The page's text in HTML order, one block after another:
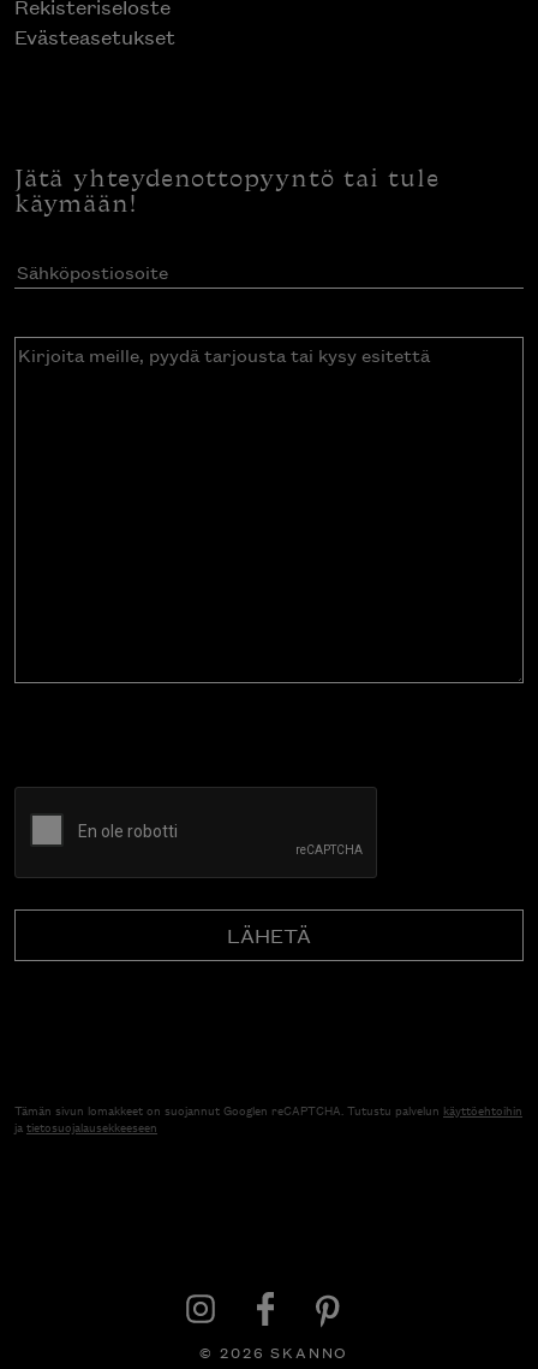
Rekisteriseloste
Evästeasetukset
Jätä yhteydenottopyyntö tai tule
käymään!
Sähköpostiosoite(Pakollinen)
Kirjoita
Tämän sivun lomakkeet on suojannut Googlen reCAPTCHA. Tutustu palvelun käyttöehtoihin
jatietosuojalausekkeeseen
© 2026 SKANNO